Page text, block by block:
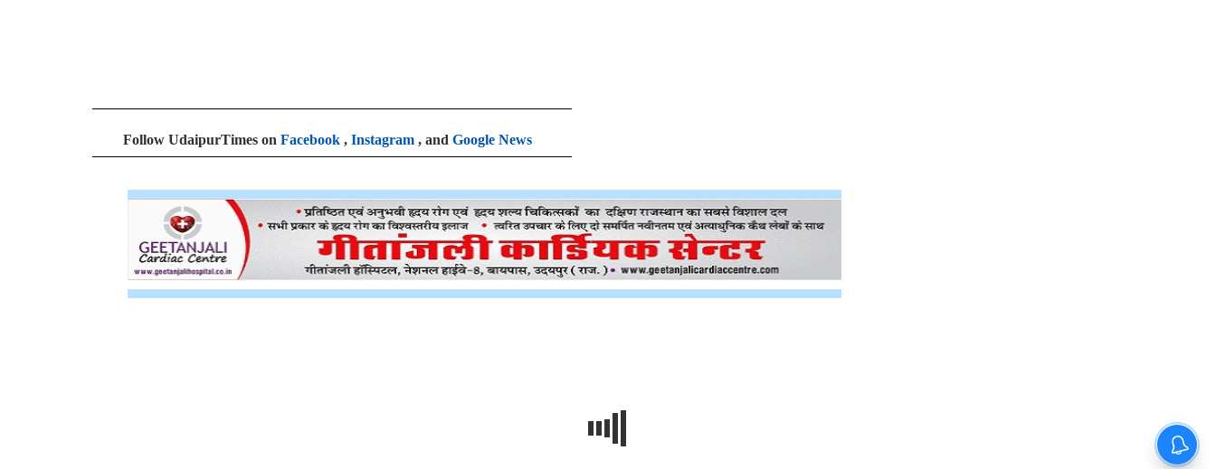
Follow UdaipurTimes on Facebook , Instagram , and Google News